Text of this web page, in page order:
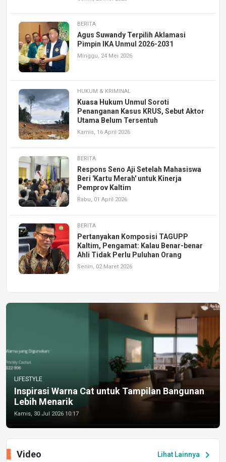
BERITA
Agus Suwandy Terpilih Aklamasi
Pimpin IKA Unmul 2026-2031
Minggu, 24 Mei 2026
HUKUM & KRIMINAL
Kuasa Hukum Unmul Soroti
Penanganan Kasus KRUS, Sebut Aktor
Utama Belum Tersentuh
Kamis, 16 April 2026
BERITA
Respons Seno Aji Setelah Mahasiswa
Beri 'Kartu Merah' untuk Kinerja
Pemprov Kaltim
Rabu, 01 April 2026
BERITA
Pertanyakan Komposisi TAGUPP
Kaltim, Pengamat: Kalau Benar-benar
Ahli Tidak Perlu Puluhan Orang
Senin, 02 Maret 2026
LIFESTYLE
Inspirasi Warna Cat untuk Tampilan Bangunan
Lebih Menarik
Kamis, 30 Jul 2026 10:17
Lihat Lainnya chevron_right
Video